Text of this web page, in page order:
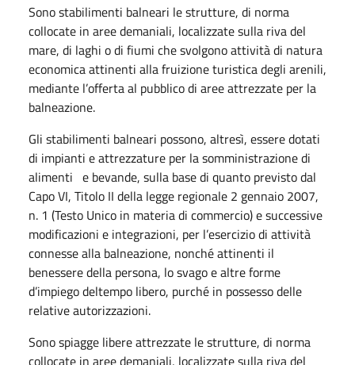
Sono stabilimenti balneari le strutture, di norma
collocate in aree demaniali, localizzate sulla riva del
mare, di laghi o di fiumi che svolgono attività di natura
economica attinenti alla fruizione turistica degli arenili,
mediante l’offerta al pubblico di aree attrezzate per la
balneazione.
Gli stabilimenti balneari possono, altresì, essere dotati
di impianti e attrezzature per la somministrazione di
alimenti e bevande, sulla base di quanto previsto dal
Capo VI, Titolo II della legge regionale 2 gennaio 2007,
n. 1 (Testo Unico in materia di commercio) e successive
modificazioni e integrazioni, per l’esercizio di attività
connesse alla balneazione, nonché attinenti il
benessere della persona, lo svago e altre forme
d’impiego deltempo libero, purché in possesso delle
relative autorizzazioni.
Sono spiagge libere attrezzate le strutture, di norma
collocate in aree demaniali, localizzate sulla riva del